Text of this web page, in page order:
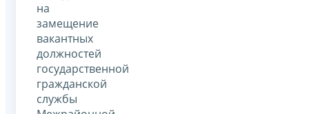
на
замещение
вакантных
должностей
государственной
гражданской
службы